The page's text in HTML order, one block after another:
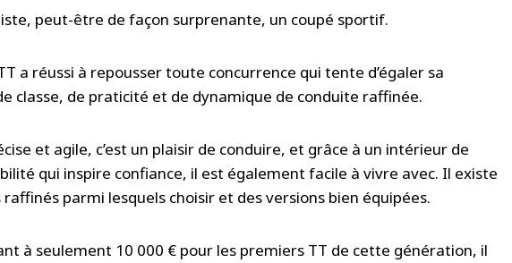
peut-être de façon surprenante, un coupé sportif.
a réussi à repousser toute concurrence qui tente d’égaler sa
classe, de praticité et de dynamique de conduite raffinée.
et agile, c’est un plaisir de conduire, et grâce à un intérieur de
qui inspire confiance, il est également facile à vivre avec. Il existe
parmi lesquels choisir et des versions bien équipées.
à seulement 10 000 € pour les premiers TT de cette génération, il